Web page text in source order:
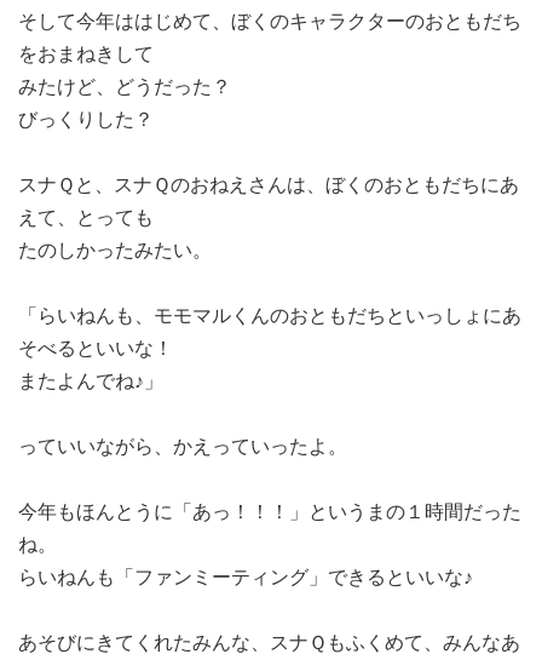
そして今年ははじめて、ぼくのキャラクターのおともだち
をおまねきして
みたけど、どうだった？
びっくりした？
スナＱと、スナＱのおねえさんは、ぼくのおともだちにあ
えて、とっても
たのしかったみたい。
「らいねんも、モモマルくんのおともだちといっしょにあ
そべるといいな！
またよんでね♪」
っていいながら、かえっていったよ。
今年もほんとうに「あっ！！！」というまの１時間だった
ね。
らいねんも「ファンミーティング」できるといいな♪
あそびにきてくれたみんな、スナＱもふくめて、みんなあ